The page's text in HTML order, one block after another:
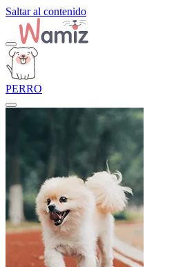
Saltar al contenido
PERRO